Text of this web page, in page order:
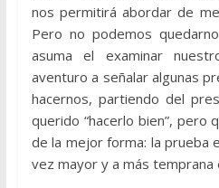
nos permitirá abordar de
Pero no podemos
asuma el examinar
aventuro a señalar algunas
hacernos, partiendo del
querido “hacerlo bien”, pero
de la mejor forma: la prueba
vez mayor y a más temprana